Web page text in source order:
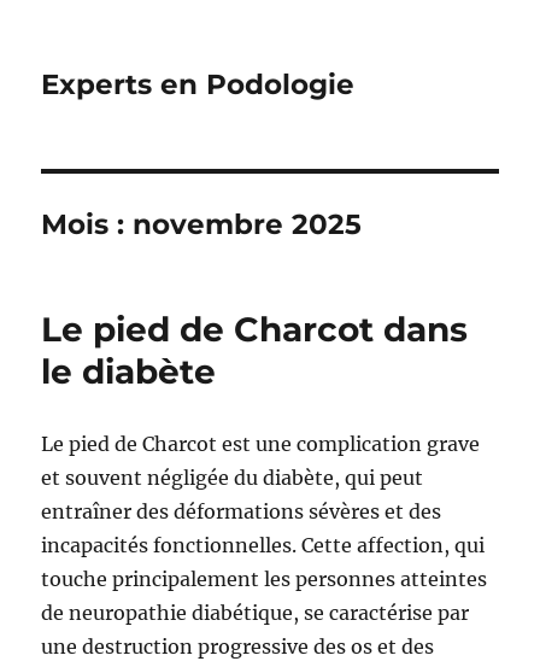
Experts en Podologie
Mois : novembre 2025
Le pied de Charcot dans
le diabète
Le pied de Charcot est une complication grave
et souvent négligée du diabète, qui peut
entraîner des déformations sévères et des
incapacités fonctionnelles. Cette affection, qui
touche principalement les personnes atteintes
de neuropathie diabétique, se caractérise par
une destruction progressive des os et des